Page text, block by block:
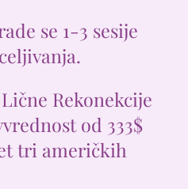
se 1-3 sesije
Rekonekcije
od 333$
tri američkih